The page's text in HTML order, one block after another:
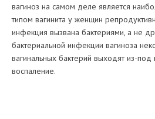
вагиноз на самом деле является
типом вагинита у женщин
инфекция вызвана бактериями, а не
бактериальной инфекции вагиноза
вагинальных бактерий выходят из-
воспаление.